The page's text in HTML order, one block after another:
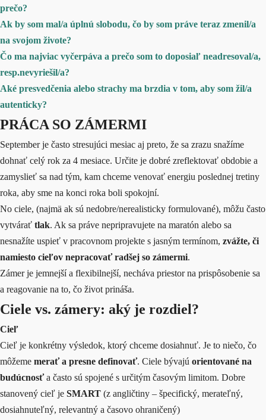
prečo?
Ak by som mal/a úplnú slobodu, čo by som práve teraz zmenil/a
na svojom živote?
Čo ma najviac vyčerpáva a prečo som to doposiaľ neadresoval/a,
resp.nevyriešil/a?
Aké presvedčenia alebo strachy ma brzdia v tom, aby som žil/a
autenticky?
PRÁCA SO ZÁMERMI
September je často stresujúci mesiac aj preto, že sa zrazu snažíme
dohnať celý rok za 4 mesiace. Určite je dobré zreflektovať obdobie a
zamyslieť sa nad tým, kam chceme venovať energiu poslednej tretiny
roka, aby sme na konci roka boli spokojní.
No ciele, (najmä ak sú nedobre/nerealisticky formulované), môžu často
vytvárať tlak. Ak sa práve nepripravujete na maratón alebo sa
nesnažíte uspieť v pracovnom projekte s jasným termínom, zvážte, či
namiesto cieľov nepracovať radšej so zámermi.
Zámer je jemnejší a flexibilnejší, necháva priestor na prispôsobenie sa
a reagovanie na to, čo život prináša.
Ciele vs. zámery: aký je rozdiel?
Cieľ
Cieľ je konkrétny výsledok, ktorý chceme dosiahnuť. Je to niečo, čo
môžeme merať a presne definovať. Ciele bývajú orientované na
budúcnosťa často sú spojené s určitým časovým limitom. Dobre
stanovený cieľ je SMART (z angličtiny – špecifický, merateľný,
dosiahnuteľný, relevantný a časovo ohraničený)